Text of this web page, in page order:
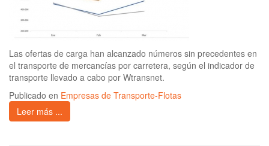
Las ofertas de carga han alcanzado números sin precedentes en
el transporte de mercancías por carretera, según el indicador de
transporte llevado a cabo por Wtransnet.
Publicado en Empresas de Transporte-Flotas
Leer más ...